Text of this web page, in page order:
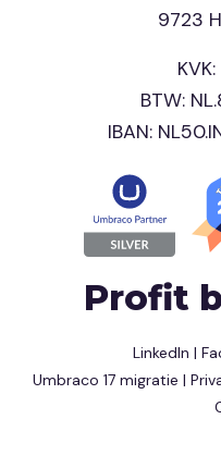
9723
BTW:
IBAN:
Profit
LinkedIn |
Umbraco 17 migratie |